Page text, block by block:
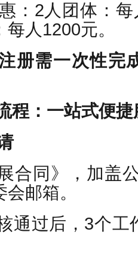
：2人团体：
人1200元。
册需一次性完
程：一站式便捷
合同》，加盖
邮箱。
通过后，3个工